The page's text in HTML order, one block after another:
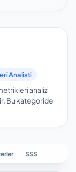
Analisti
analizi
Bu kategoride
SSS